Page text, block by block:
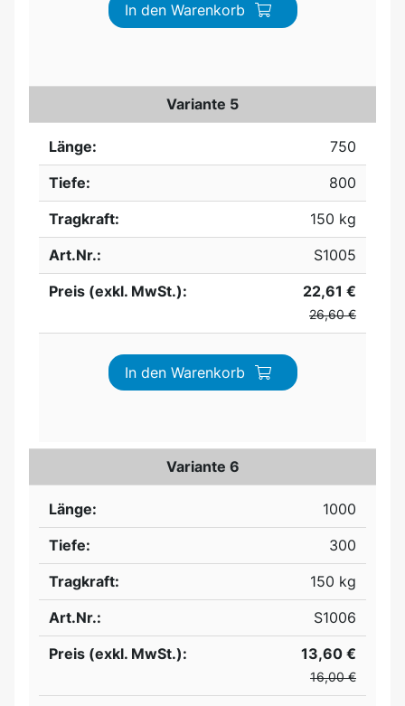
In den Warenkorb
Variante 5
Länge:
750
Tiefe:
800
Tragkraft:
150 kg
Art.Nr.:
S1005
Preis (exkl. MwSt.):
22,61 €
26,60 €
In den Warenkorb
Variante 6
Länge:
1000
Tiefe:
300
Tragkraft:
150 kg
Art.Nr.:
S1006
Preis (exkl. MwSt.):
13,60 €
16,00 €